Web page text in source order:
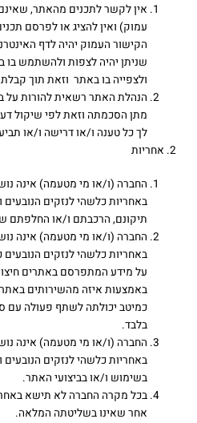
אין לקשר לתכנים מהאתר,
עמוק) ואין להציג או לפרסם
הקישור העמוק יהיה לדף
שניתן יהיה לצפות ולהשתמש בו
ולצפייה בו באתר וזאת תוך
הנהלת האתר רשאית להורות על
מתן הסכמתה וזאת לפי שיקול
לך כל טענה ו/או דרישה ו/או
אחריות
החברה (ו/או מי מטעמה) אינה
באחריות כלשהי לנזקים
תיקונם, הרכבתם ו/או החלפתם
החברה (ו/או מי מטעמה) אינה
באחריות כלשהי לנזקים
על מידע המתפרסם באתרים
באמצעות איזה מהשירותים
כמיטב יכולתה לשתף פעולה עם
בלבד.
החברה (ו/או מי מטעמה) אינה
באחריות כלשהי לנזקים
בשימוש ו/או בביצועי האתר.
בכל מקרה החברה לא תישא
אחר שאינו בשליטתה המלאה.